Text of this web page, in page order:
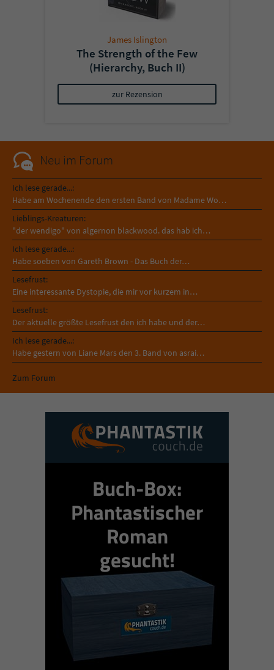
James Islington
The Strength of the Few
(Hierarchy, Buch II)
zur Rezension
Neu im Forum
Ich lese gerade...:
Habe am Wochenende den ersten Band von Madame Wo…
Lieblings-Kreaturen:
"der wendigo" von algernon blackwood. das hab ich…
Ich lese gerade...:
Habe soeben von Gareth Brown - Das Buch der…
Lesefrust:
Eine interessante Dystopie, die mir vor kurzem in…
Lesefrust:
Der aktuelle größte Lesefrust den ich habe und der…
Ich lese gerade...:
Habe gestern von Liane Mars den 3. Band von asrai…
Zum Forum
Buch-Box:
Phantastischer
Roman
gesucht!